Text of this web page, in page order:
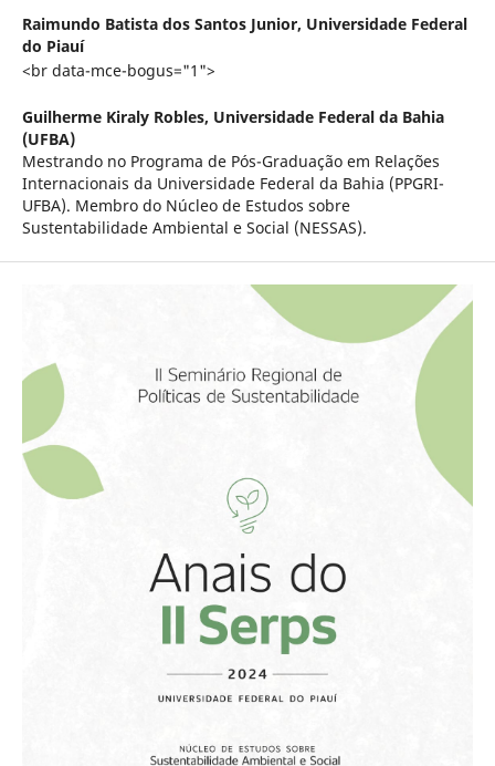
Raimundo Batista dos Santos Junior, Universidade Federal
do Piauí
<br data-mce-bogus="1">
Guilherme Kiraly Robles, Universidade Federal da Bahia
(UFBA)
Mestrando no Programa de Pós-Graduação em Relações
Internacionais da Universidade Federal da Bahia (PPGRI-
UFBA). Membro do Núcleo de Estudos sobre
Sustentabilidade Ambiental e Social (NESSAS).